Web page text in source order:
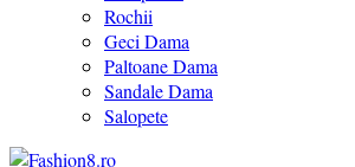
Rochii
Geci Dama
Paltoane Dama
Sandale Dama
Salopete